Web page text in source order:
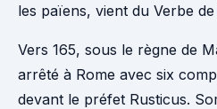
les païens, vient du Verbe de
Vers 165, sous le règne de
arrêté à Rome avec six
devant le préfet Rusticus.